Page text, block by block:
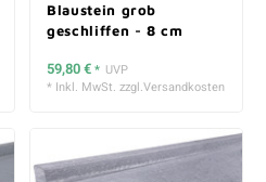
Blaustein grob
geschliffen - 8 cm
59,80 €* UVP
* Inkl. MwSt. zzgl.Versandkosten